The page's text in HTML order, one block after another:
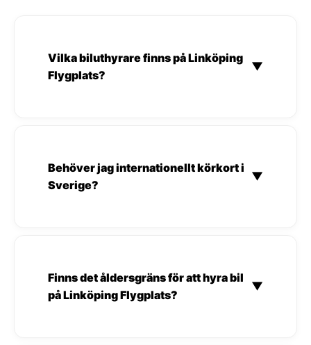
Vilka biluthyrare finns på Linköping
Flygplats?
▼
Behöver jag internationellt körkort i
Sverige?
▼
Finns det åldersgräns för att hyra bil
på Linköping Flygplats?
▼